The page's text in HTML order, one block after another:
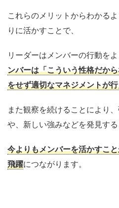
これらのメリットからわかる
りに活かすことで、
リーダーはメンバーの行動をよ
ンバーは「こういう性格だか
をせず適切なマネジメントが
また観察を続けることにより
や、新しい強みなどを発見す
今よりもメンバーを活かすこ
飛躍につながります。